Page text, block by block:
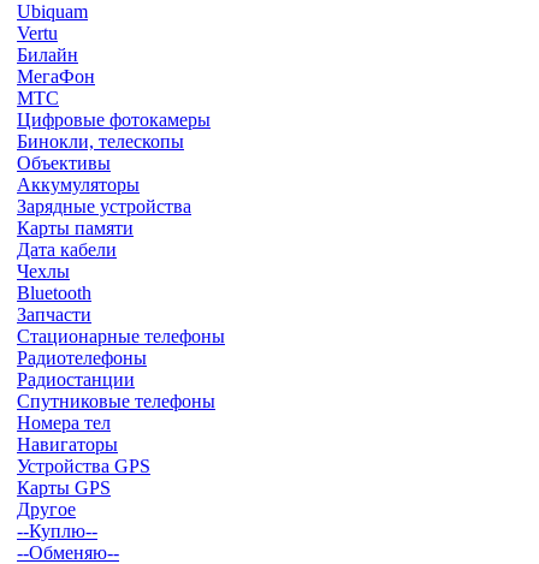
Ubiquam
Vertu
Билайн
МегаФон
МТС
Цифровые фотокамеры
Бинокли, телескопы
Объективы
Аккумуляторы
Зарядные устройства
Карты памяти
Дата кабели
Чехлы
Bluetooth
Запчасти
Стационарные телефоны
Радиотелефоны
Радиостанции
Спутниковые телефоны
Номера тел
Навигаторы
Устройства GPS
Карты GPS
Другое
--Куплю--
--Обменяю--